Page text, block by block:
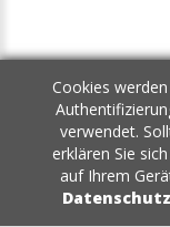
Cookies
verwendet.
erklären Sie
auf Ihrem